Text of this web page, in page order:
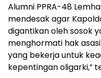
Alumni PPRA-48
mendesak agar
digantikan oleh sosok
menghormati hak
yang bekerja untuk
kepentingan oligarki,”